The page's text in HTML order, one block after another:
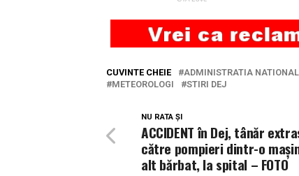
CUVINTE CHEIE ADMINISTRATIA
METEOROLOGI
STIRI DEJ
NU RATA ȘI
ACCIDENT în Dej, tânăr
către pompieri dintr-o
alt bărbat, la spital – FOTO